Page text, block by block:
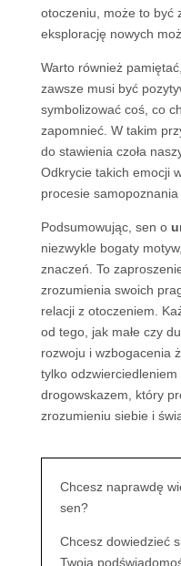
otoczeniu, może to być
eksplorację nowych
Warto również
zawsze musi być
symbolizować coś, co
zapomnieć. W takim
do stawienia czoła
Odkrycie takich emocji
procesie
Podsumowując, sen o
niezwykle bogaty
znaczeń. To
zrozumienia swoich
relacji z otoczeniem.
od tego, jak małe czy
rozwoju i wzbogacenia
tylko
drogowskazem, który
zrozumieniu siebie i
Chcesz naprawdę
sen?
Chcesz dowiedzieć
Twoja